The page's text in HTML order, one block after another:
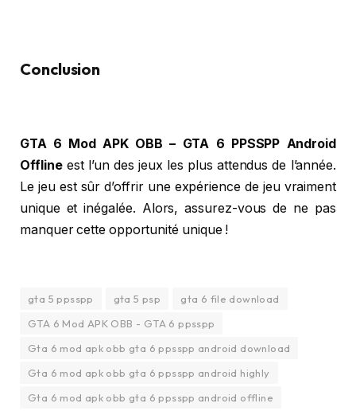
Conclusion
GTA 6 Mod APK OBB – GTA 6 PPSSPP Android
Offlineest l’un des jeux les plus attendus de l’année.
Le jeu est sûr d’offrir une expérience de jeu vraiment
unique et inégalée. Alors, assurez-vous de ne pas
manquer cette opportunité unique !
gta 5 ppsspp gta 5 psp
gta 6 file download
GTA 6 Mod APK OBB - GTA 6 ppsspp
Gta 6 mod apk obb gta 6 ppsspp android download
Gta 6 mod apk obb gta 6 ppsspp android highly
Gta 6 mod apk obb gta 6 ppsspp android offline